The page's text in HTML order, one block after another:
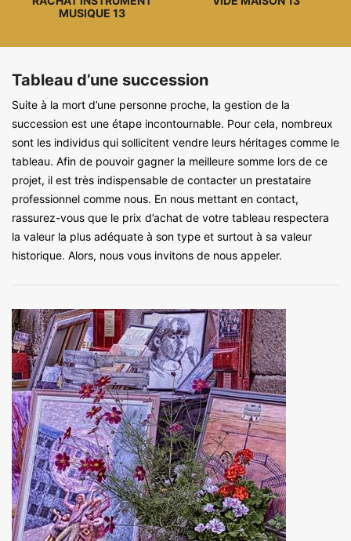
MUSIQUE 13
Tableau d’une succession
Suite à la mort d’une personne proche, la gestion de la
succession est une étape incontournable. Pour cela, nombreux
sont les individus qui sollicitent vendre leurs héritages comme le
tableau. Afin de pouvoir gagner la meilleure somme lors de ce
projet, il est très indispensable de contacter un prestataire
professionnel comme nous. En nous mettant en contact,
rassurez-vous que le prix d’achat de votre tableau respectera
la valeur la plus adéquate à son type et surtout à sa valeur
historique. Alors, nous vous invitons de nous appeler.